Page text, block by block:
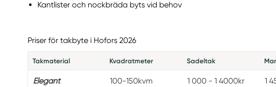
Kantlister och nockbräda byts vid behov
Priser för takbyte i Hofors 2026
Takmaterial Kvadratmeter Sadeltak
Elegant
100-150kvm 1 000 - 1 4000kr 1